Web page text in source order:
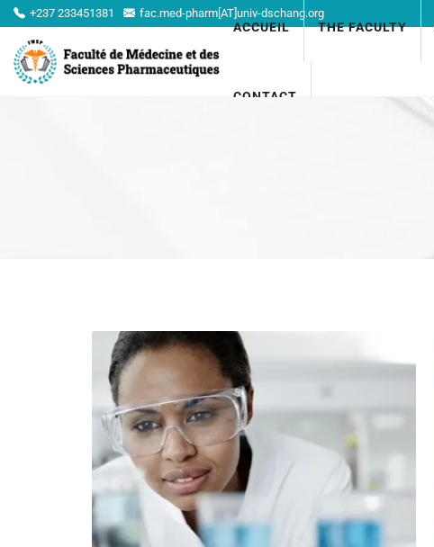
+237 233451381 fac.med-pharm[AT]univ-dschang.org
ACCUEIL THE FACULTY
CONTACT